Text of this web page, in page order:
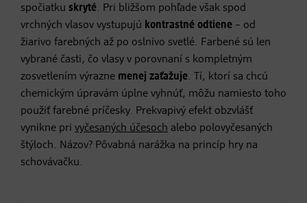
spočiatku skryté. Pri bližšom pohľade však spod
vrchných vlasov vystupujú kontrastné odtiene – od
žiarivo farebných až po oslnivo svetlé. Farbené sú len
vybrané časti, čo vlasy v porovnaní s kompletným
zosvetlením výrazne menej zaťažuje. Tí, ktorí sa chcú
chemickým úpravám úplne vyhnúť, môžu namiesto toho
použiť farebné príčesky. Prekvapivý efekt obzvlášť
vynikne pri vyčesaných účesoch alebo polovyčesaných
štýloch. Názov? Pôvabná narážka na princíp hry na
schovávačku.